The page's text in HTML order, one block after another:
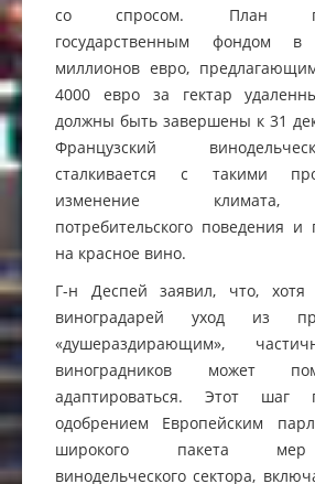
со спросом. План
государственным фондом
миллионов евро,
4000 евро за гектар
должны быть завершены к 31
Французский
сталкивается с такими
изменение климата,
потребительского поведения и
на красное вино.
Г-н Деспей заявил, что, хотя
виноградарей уход из
«душераздирающим»,
виноградников может
адаптироваться. Этот шаг
одобрением Европейским
широкого пакета мер
винодельческого сектора,